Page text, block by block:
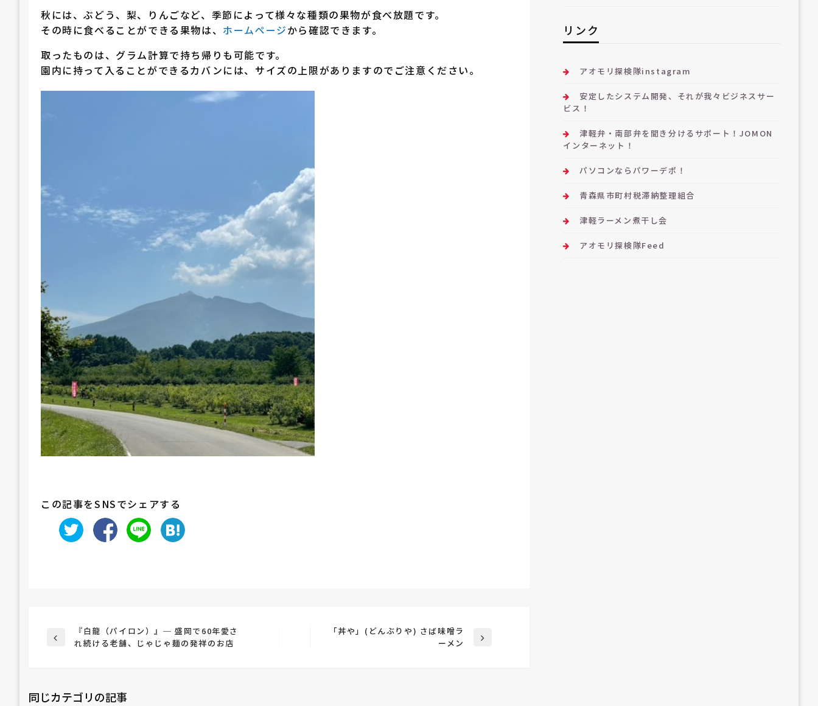
秋には、ぶどう、梨、りんごなど、季節によって様々な種類の果物が食べ放題です。
その時に食べることができる果物は、 ホームページから確認できます。
取ったものは、グラム計算で持ち帰りも可能です。
園内に持って入ることができるカバンには、サイズの上限がありますのでご注意ください。
この記事をSNSでシェアする
投
前
『白龍（パイロン）』─ 盛岡で60年愛さ
れ続ける老舗、じゃじゃ麺の発祥のお店
「丼や」(どんぶりや) さば味噌ラ
ーメン
同じカテゴリの記事
リンク
アオモリ探検隊instagram
安定したシステム開発、それが我々ビジネスサー
ビス！
津軽弁・南部弁を聞き分けるサポート！JOMON
インターネット！
パソコンならパワーデポ！
青森県市町村税滞納整理組合
津軽ラーメン煮干し会
アオモリ探検隊Feed